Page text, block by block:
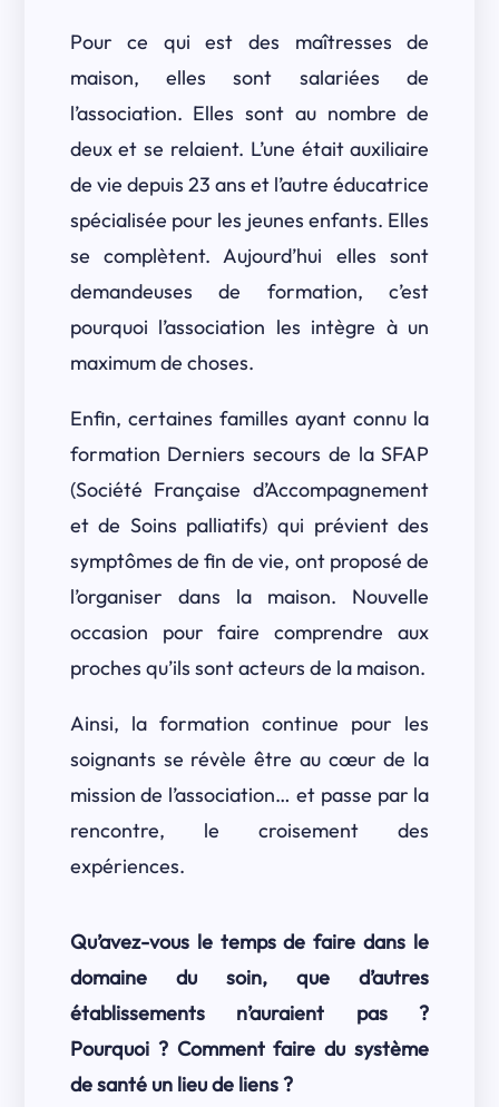
Pour ce qui est des maîtresses de
maison, elles sont salariées de
l’association. Elles sont au nombre de
deux et se relaient. L’une était auxiliaire
de vie depuis 23 ans et l’autre éducatrice
spécialisée pour les jeunes enfants. Elles
se complètent. Aujourd’hui elles sont
demandeuses de formation, c’est
pourquoi l’association les intègre à un
maximum de choses.
Enfin, certaines familles ayant connu la
formation Derniers secours de la SFAP
(Société Française d’Accompagnement
et de Soins palliatifs) qui prévient des
symptômes de fin de vie, ont proposé de
l’organiser dans la maison. Nouvelle
occasion pour faire comprendre aux
proches qu’ils sont acteurs de la maison.
Ainsi, la formation continue pour les
soignants se révèle être au cœur de la
mission de l’association… et passe par la
rencontre, le croisement des
expériences.
Qu’avez-vous le temps de faire dans le
domaine du soin, que d’autres
établissements n’auraient pas ?
Pourquoi ? Comment faire du système
de santé un lieu de liens ?